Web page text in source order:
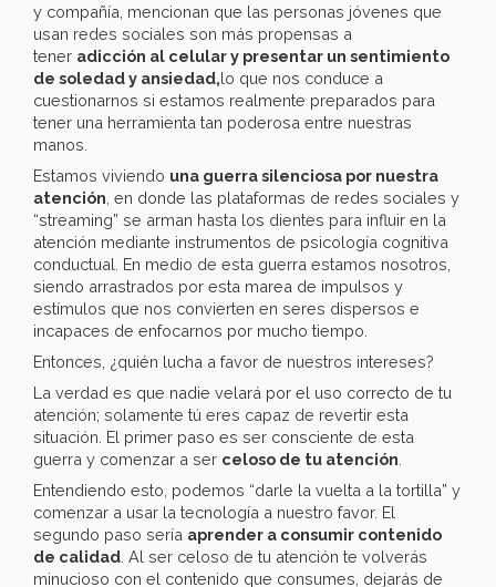
y compañía, mencionan que las personas jóvenes que
usan redes sociales son más propensas a
tener adicción al celular y presentar un sentimiento
de soledad y ansiedad,lo que nos conduce a
cuestionarnos si estamos realmente preparados para
tener una herramienta tan poderosa entre nuestras
manos.
Estamos viviendo una guerra silenciosa por nuestra
atención , en donde las plataformas de redes sociales y
“streaming” se arman hasta los dientes para influir en la
atención mediante instrumentos de psicología cognitiva
conductual. En medio de esta guerra estamos nosotros,
siendo arrastrados por esta marea de impulsos y
estímulos que nos convierten en seres dispersos e
incapaces de enfocarnos por mucho tiempo.
Entonces, ¿quién lucha a favor de nuestros intereses?
La verdad es que nadie velará por el uso correcto de tu
atención; solamente tú eres capaz de revertir esta
situación. El primer paso es ser consciente de esta
guerra y comenzar a ser celoso de tu atención
Entendiendo esto, podemos “darle la vuelta a la tortilla” y
comenzar a usar la tecnología a nuestro favor. El
segundo paso sería aprender a consumir contenido
de calidad . Al ser celoso de tu atención te volverás
minucioso con el contenido que consumes, dejarás de